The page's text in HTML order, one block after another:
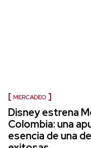
MERCADEO
Disney estrena
Colombia: una
esencia de una